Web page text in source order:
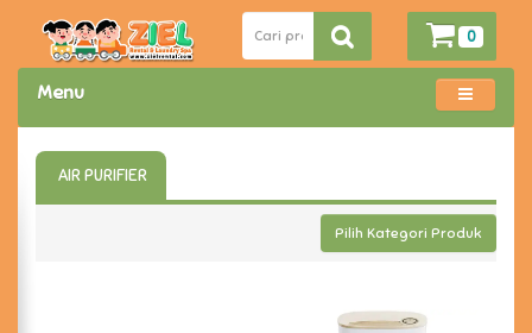
0
Menu
AIR PURIFIER
Pilih Kategori Produk